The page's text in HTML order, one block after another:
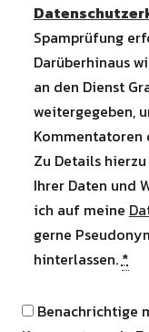
Spamprüfung
Darüberhinaus
an den Dienst
weitergegeben,
Zu Details
Ihrer Daten und
ich auf meine
gerne
hinterlassen. *
Benachrichtige